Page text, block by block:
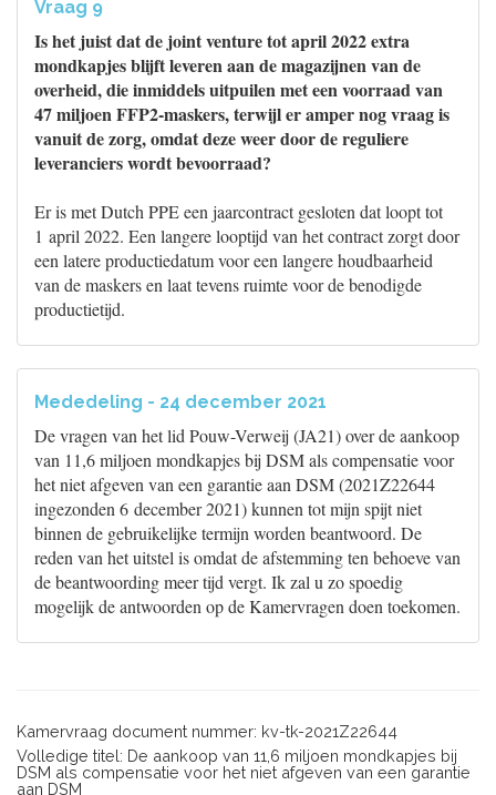
Vraag 9
Is het juist dat de joint venture tot april 2022 extra
mondkapjes blijft leveren aan de magazijnen van de
overheid, die inmiddels uitpuilen met een voorraad van
47 miljoen FFP2-maskers, terwijl er amper nog vraag is
vanuit de zorg, omdat deze weer door de reguliere
leveranciers wordt bevoorraad?
Er is met Dutch PPE een jaarcontract gesloten dat loopt tot
1 april 2022. Een langere looptijd van het contract zorgt door
een latere productiedatum voor een langere houdbaarheid
van de maskers en laat tevens ruimte voor de benodigde
productietijd.
Mededeling - 24 december 2021
De vragen van het lid Pouw-Verweij (JA21) over de aankoop
van 11,6 miljoen mondkapjes bij DSM als compensatie voor
het niet afgeven van een garantie aan DSM (2021Z22644
ingezonden 6 december 2021) kunnen tot mijn spijt niet
binnen de gebruikelijke termijn worden beantwoord. De
reden van het uitstel is omdat de afstemming ten behoeve van
de beantwoording meer tijd vergt. Ik zal u zo spoedig
mogelijk de antwoorden op de Kamervragen doen toekomen.
Kamervraag document nummer: kv-tk-2021Z22644
Volledige titel: De aankoop van 11,6 miljoen mondkapjes bij
DSM als compensatie voor het niet afgeven van een garantie
aan DSM